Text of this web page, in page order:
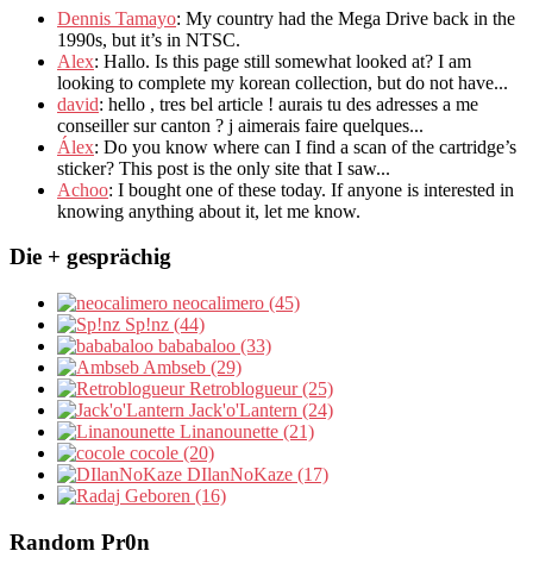
Dennis Tamayo: My country had the Mega Drive back in the
1990s, but it’s in NTSC.
Alex: Hallo. Is this page still somewhat looked at? I am
looking to complete my korean collection, but do not have...
david: hello , tres bel article ! aurais tu des adresses a me
conseiller sur canton ? j aimerais faire quelques...
Álex: Do you know where can I find a scan of the cartridge’s
sticker? This post is the only site that I saw...
Achoo: I bought one of these today. If anyone is interested in
knowing anything about it, let me know.
Die + gesprächig
neocalimero (45)
Sp!nz (44)
bababaloo (33)
Ambseb (29)
Retroblogueur (25)
Jack'o'Lantern (24)
Linanounette (21)
cocole (20)
DIlanNoKaze (17)
Geboren (16)
Random Pr0n